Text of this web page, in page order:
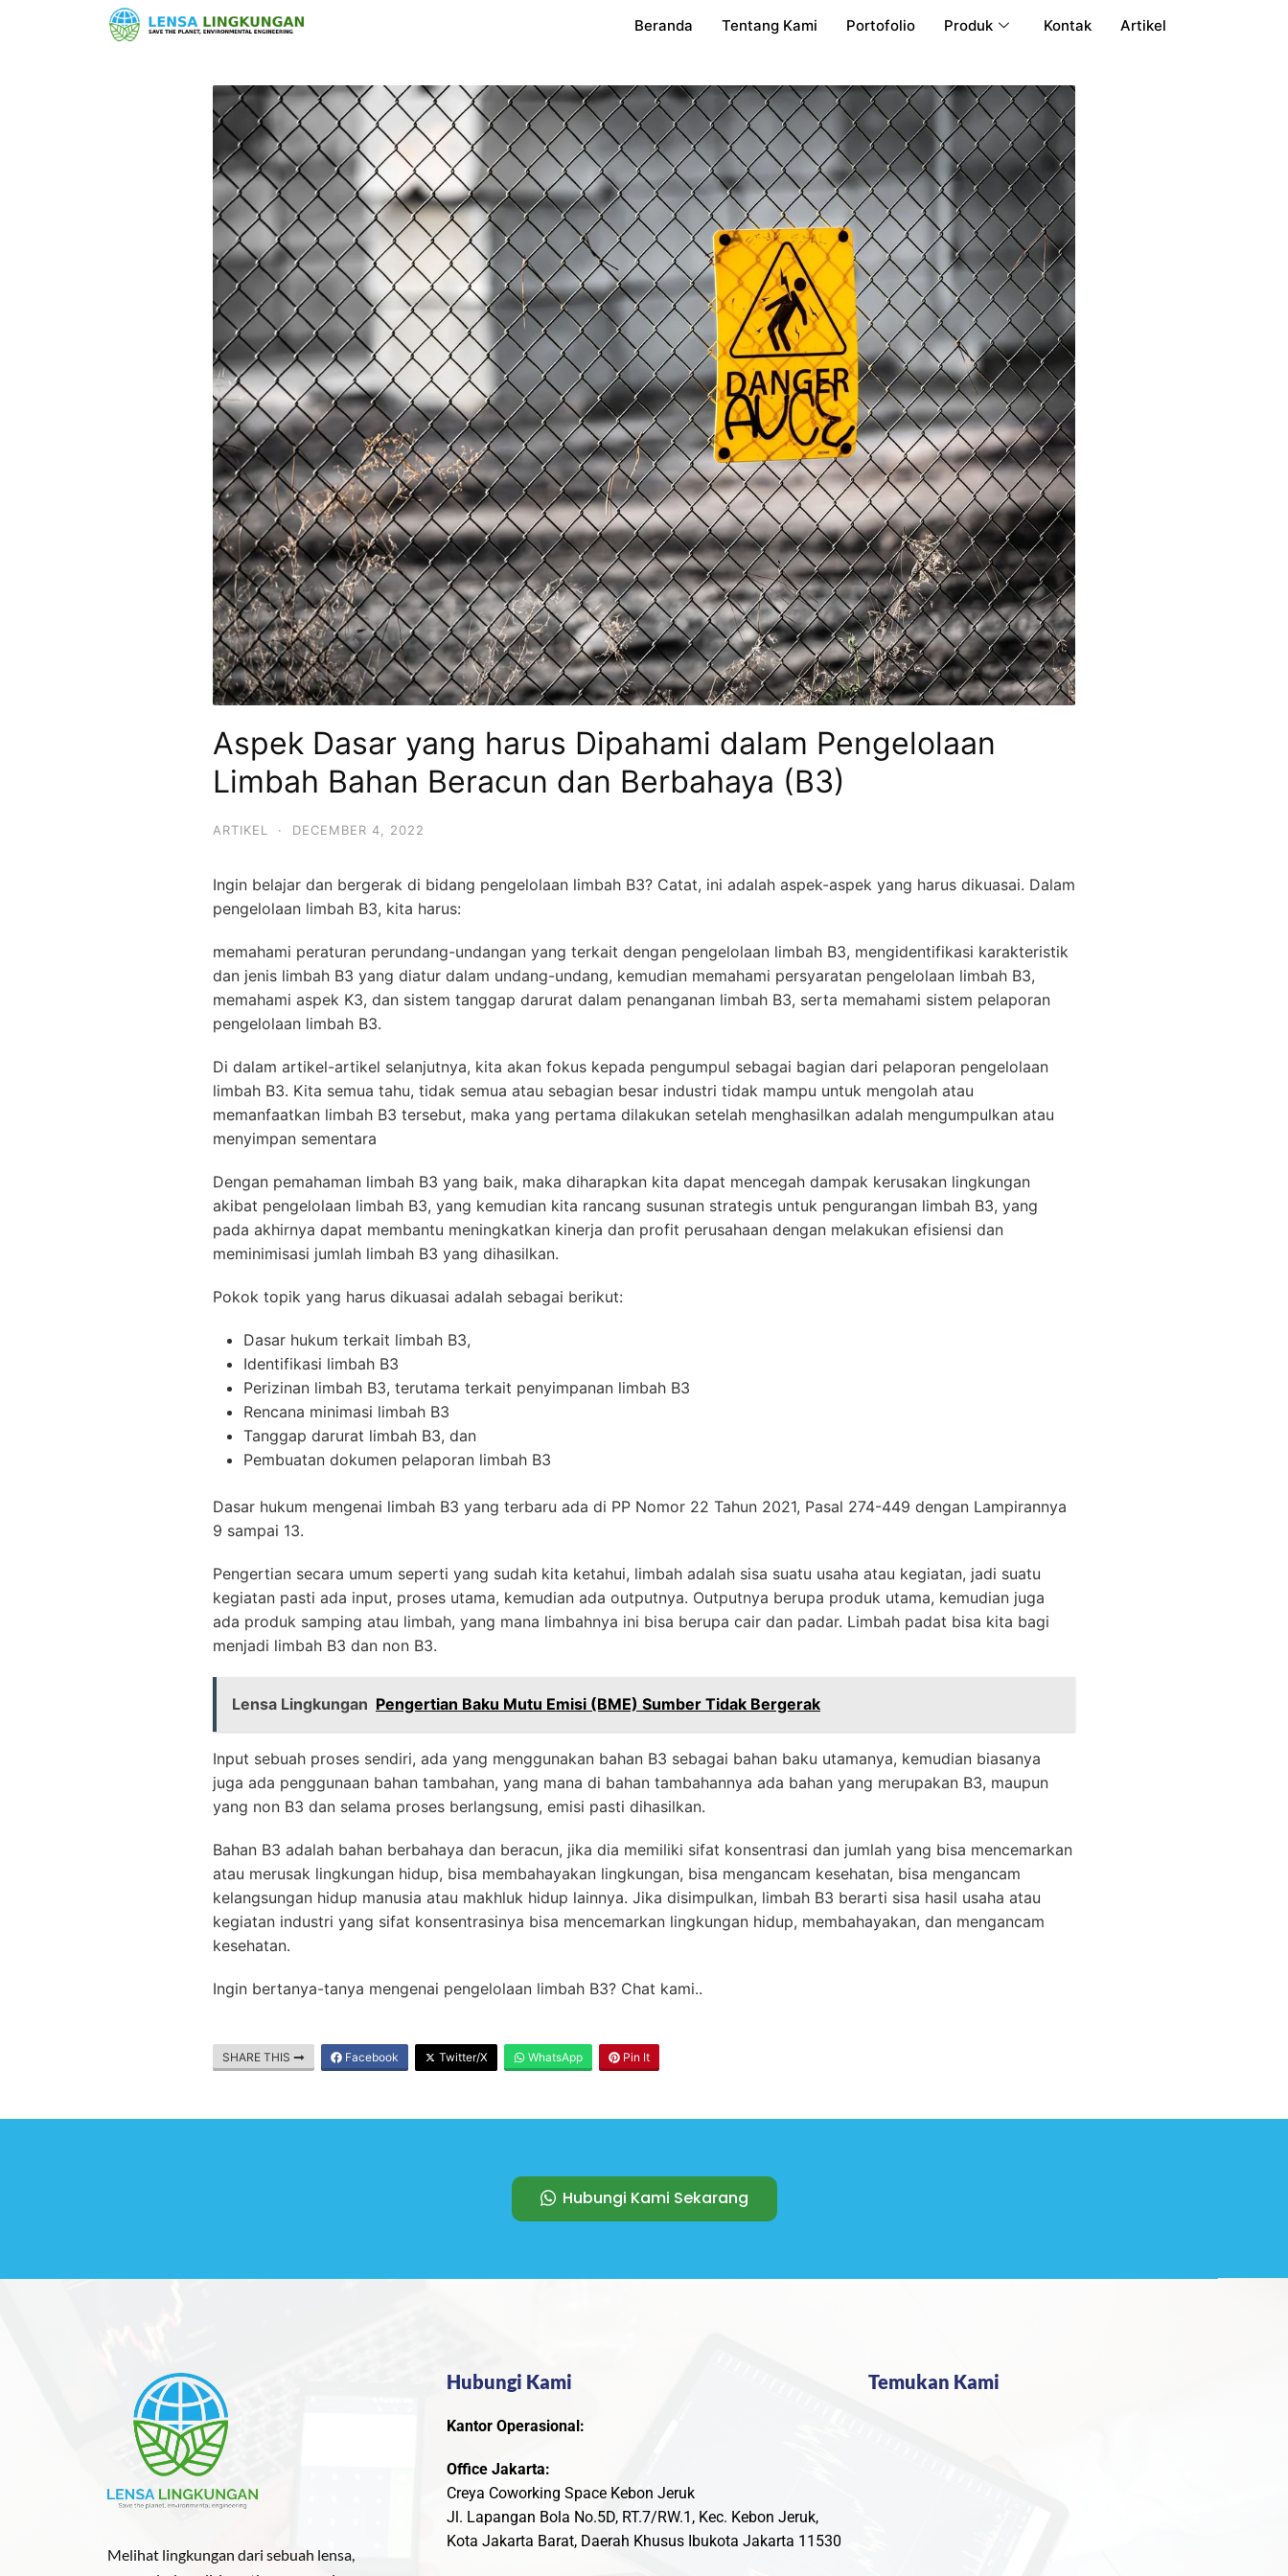
Beranda Tentang Kami Portofolio Produk Kontak Artikel
Aspek Dasar yang harus Dipahami dalam Pengelolaan
Limbah Bahan Beracun dan Berbahaya (B3)
ARTIKEL · DECEMBER 4, 2022
Ingin belajar dan bergerak di bidang pengelolaan limbah B3? Catat, ini adalah aspek-aspek yang harus dikuasai. Dalam
pengelolaan limbah B3, kita harus:
memahami peraturan perundang-undangan yang terkait dengan pengelolaan limbah B3, mengidentifikasi karakteristik
dan jenis limbah B3 yang diatur dalam undang-undang, kemudian memahami persyaratan pengelolaan limbah B3,
memahami aspek K3, dan sistem tanggap darurat dalam penanganan limbah B3, serta memahami sistem pelaporan
pengelolaan limbah B3.
Di dalam artikel-artikel selanjutnya, kita akan fokus kepada pengumpul sebagai bagian dari pelaporan pengelolaan
limbah B3. Kita semua tahu, tidak semua atau sebagian besar industri tidak mampu untuk mengolah atau
memanfaatkan limbah B3 tersebut, maka yang pertama dilakukan setelah menghasilkan adalah mengumpulkan atau
menyimpan sementara
Dengan pemahaman limbah B3 yang baik, maka diharapkan kita dapat mencegah dampak kerusakan lingkungan
akibat pengelolaan limbah B3, yang kemudian kita rancang susunan strategis untuk pengurangan limbah B3, yang
pada akhirnya dapat membantu meningkatkan kinerja dan profit perusahaan dengan melakukan efisiensi dan
meminimisasi jumlah limbah B3 yang dihasilkan.
Pokok topik yang harus dikuasai adalah sebagai berikut:
Dasar hukum terkait limbah B3,
Identifikasi limbah B3
Perizinan limbah B3, terutama terkait penyimpanan limbah B3
Rencana minimasi limbah B3
Tanggap darurat limbah B3, dan
Pembuatan dokumen pelaporan limbah B3
Dasar hukum mengenai limbah B3 yang terbaru ada di PP Nomor 22 Tahun 2021, Pasal 274-449 dengan Lampirannya
9 sampai 13.
Pengertian secara umum seperti yang sudah kita ketahui, limbah adalah sisa suatu usaha atau kegiatan, jadi suatu
kegiatan pasti ada input, proses utama, kemudian ada outputnya. Outputnya berupa produk utama, kemudian juga
ada produk samping atau limbah, yang mana limbahnya ini bisa berupa cair dan padar. Limbah padat bisa kita bagi
menjadi limbah B3 dan non B3.
Lensa Lingkungan Pengertian Baku Mutu Emisi (BME) Sumber Tidak Bergerak
Input sebuah proses sendiri, ada yang menggunakan bahan B3 sebagai bahan baku utamanya, kemudian biasanya
juga ada penggunaan bahan tambahan, yang mana di bahan tambahannya ada bahan yang merupakan B3, maupun
yang non B3 dan selama proses berlangsung, emisi pasti dihasilkan.
Bahan B3 adalah bahan berbahaya dan beracun, jika dia memiliki sifat konsentrasi dan jumlah yang bisa mencemarkan
atau merusak lingkungan hidup, bisa membahayakan lingkungan, bisa mengancam kesehatan, bisa mengancam
kelangsungan hidup manusia atau makhluk hidup lainnya. Jika disimpulkan, limbah B3 berarti sisa hasil usaha atau
kegiatan industri yang sifat konsentrasinya bisa mencemarkan lingkungan hidup, membahayakan, dan mengancam
kesehatan.
Ingin bertanya-tanya mengenai pengelolaan limbah B3? Chat kami..
SHARE THIS Facebook Twitter/X WhatsApp Pin It
Hubungi Kami Sekarang
Melihat lingkungan dari sebuah lensa,
Hubungi Kami
Kantor Operasional:
Office Jakarta:
Creya Coworking Space Kebon Jeruk
Jl. Lapangan Bola No.5D, RT.7/RW.1, Kec. Kebon Jeruk,
Kota Jakarta Barat, Daerah Khusus Ibukota Jakarta 11530
Temukan Kami